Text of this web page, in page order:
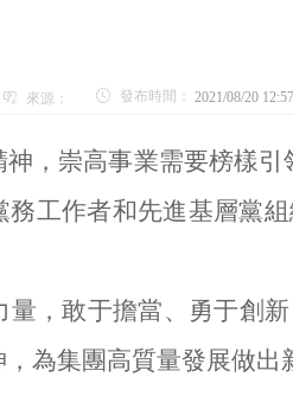
來源： 發布時間： 2021/08/20 12:57
崇高事業需要榜樣引
工作者和先進基層黨
敢于擔當、勇于創新
為集團高質量發展做出